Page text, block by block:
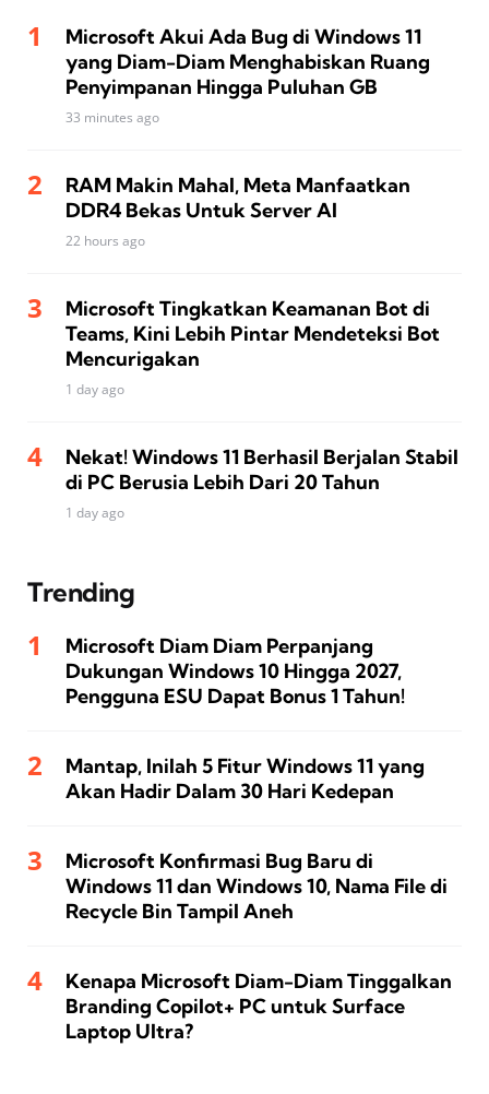
Microsoft Akui Ada Bug di Windows 11
yang Diam-Diam Menghabiskan Ruang
Penyimpanan Hingga Puluhan GB
33 minutes ago
RAM Makin Mahal, Meta Manfaatkan
DDR4 Bekas Untuk Server AI
22 hours ago
Microsoft Tingkatkan Keamanan Bot di
Teams, Kini Lebih Pintar Mendeteksi Bot
Mencurigakan
1 day ago
Nekat! Windows 11 Berhasil Berjalan Stabil
di PC Berusia Lebih Dari 20 Tahun
1 day ago
Trending
Microsoft Diam Diam Perpanjang
Dukungan Windows 10 Hingga 2027,
Pengguna ESU Dapat Bonus 1 Tahun!
Mantap, Inilah 5 Fitur Windows 11 yang
Akan Hadir Dalam 30 Hari Kedepan
Microsoft Konfirmasi Bug Baru di
Windows 11 dan Windows 10, Nama File di
Recycle Bin Tampil Aneh
Kenapa Microsoft Diam-Diam Tinggalkan
Branding Copilot+ PC untuk Surface
Laptop Ultra?